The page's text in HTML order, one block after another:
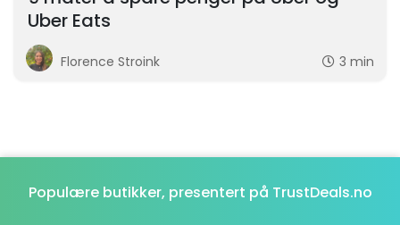
Uber Eats
Florence Stroink 3 min
Populære butikker, presentert på TrustDeals.no